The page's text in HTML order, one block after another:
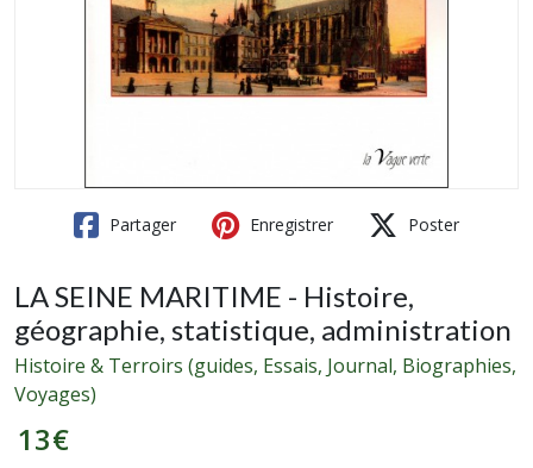
Partager Enregistrer Poster
LA SEINE MARITIME - Histoire,
géographie, statistique, administration
Histoire & Terroirs (guides, Essais, Journal, Biographies,
Voyages)
13€